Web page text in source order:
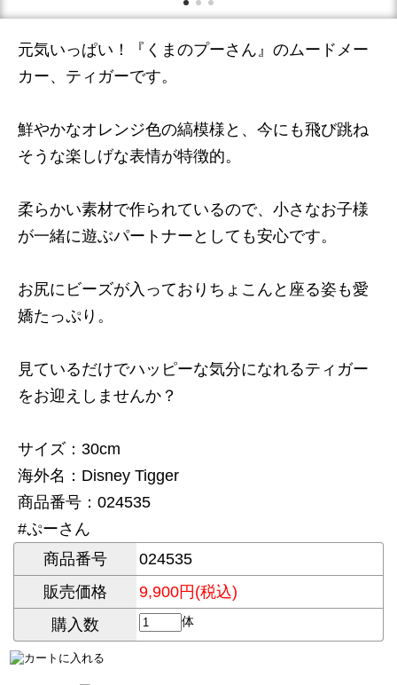
元気いっぱい！『くまのプーさん』のムードメー
カー、ティガーです。
鮮やかなオレンジ色の縞模様と、今にも飛び跳ね
そうな楽しげな表情が特徴的。
柔らかい素材で作られているので、小さなお子様
が一緒に遊ぶパートナーとしても安心です。
お尻にビーズが入っておりちょこんと座る姿も愛
嬌たっぷり。
見ているだけでハッピーな気分になれるティガー
をお迎えしませんか？
サイズ：30cm
海外名：Disney Tigger
商品番号：024535
#ぷーさん
商品番号
024535
販売価格
9,900円(税込)
購入数
体